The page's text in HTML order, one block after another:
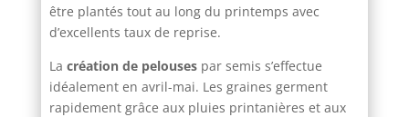
être plantés tout au long du printemps avec
d’excellents taux de reprise.
La création de pelousespar semis s’effectue
idéalement en avril-mai. Les graines germent
rapidement grâce aux pluies printanières et aux